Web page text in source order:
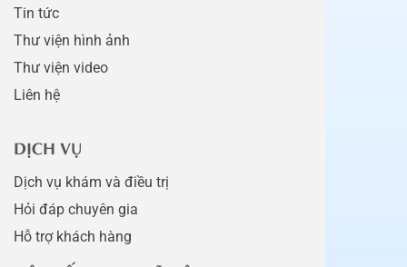
Tin tức
Thư viện hình ảnh
Thư viện video
Liên hệ
DỊCH VỤ
Dịch vụ khám và điều trị
Hỏi đáp chuyên gia
Hỗ trợ khách hàng